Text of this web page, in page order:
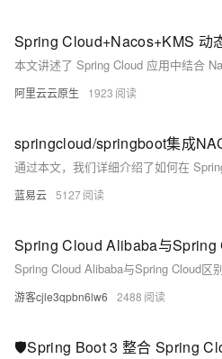
Spring Cloud+Nacos+KMS 动
阿里云云原生 1923
蓝易云 5127
Spring Cloud Alibaba与Spring
Spring Cloud Alibaba与Spring Cloud区
游客cjle3qpbn6lw6 2488